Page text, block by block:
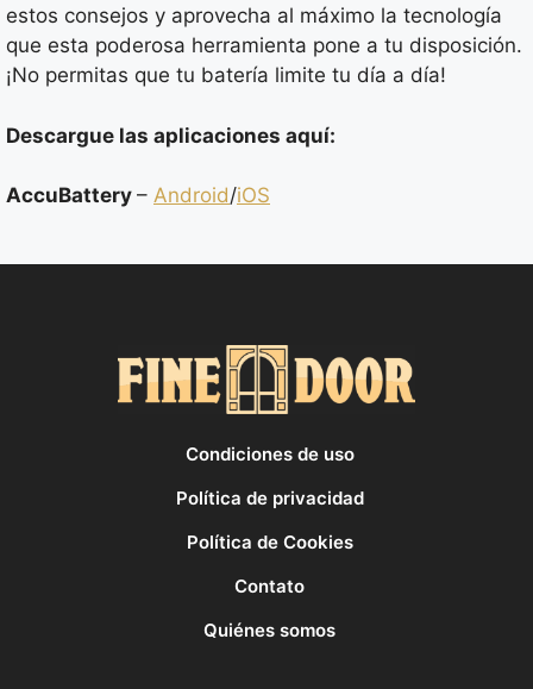
estos consejos y aprovecha al máximo la tecnología
que esta poderosa herramienta pone a tu disposición.
¡No permitas que tu batería limite tu día a día!
Descargue las aplicaciones aquí:
AccuBattery – Android/iOS
Condiciones de uso
Política de privacidad
Política de Cookies
Contato
Quiénes somos